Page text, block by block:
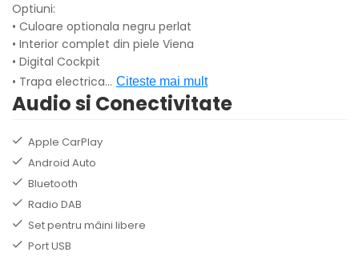
Optiuni:
• Culoare optionala negru perlat
• Interior complet din piele Viena
• Digital Cockpit
• Trapa electrica... Citeste mai mult
Audio si Conectivitate
Apple CarPlay
Android Auto
Bluetooth
Radio DAB
Set pentru mâini libere
Port USB